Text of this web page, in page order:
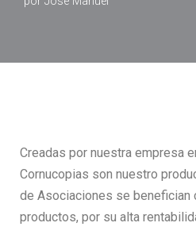
Creadas por nuestra empresa
Cornucopias son nuestro
de Asociaciones se benefician
productos, por su alta